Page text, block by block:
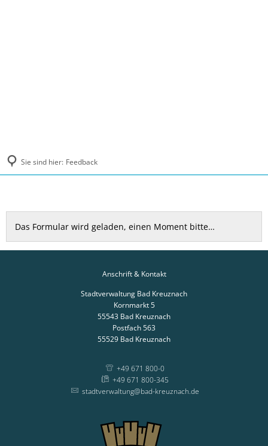
Sie sind hier: Feedback
Feedback
Das Formular wird geladen, einen Moment bitte…
Anschrift & Kontakt
Stadtverwaltung Bad Kreuznach
Kornmarkt 5
55543 Bad Kreuznach
Postfach 563
55529 Bad Kreuznach
+49 671 800-0
+49 671 800-345
stadtverwaltung@bad-kreuznach.de